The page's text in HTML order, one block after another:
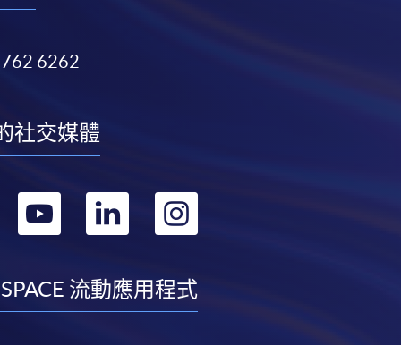
6262
社交媒體
轉
youtube
轉
linkedininstagram
流動應用程式